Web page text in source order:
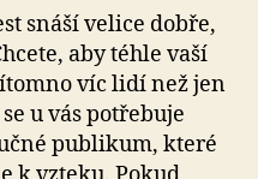
snáší velice dobře,
aby téhle vaší
víc lidí než jen
u vás potřebuje
publikum, které